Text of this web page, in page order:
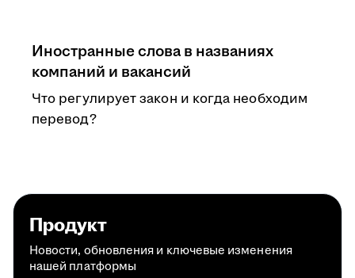
Иностранные слова в названиях
компаний и вакансий
Что регулирует закон и когда необходим
перевод?
Продукт
Новости, обновления и ключевые изменения
нашей платформы